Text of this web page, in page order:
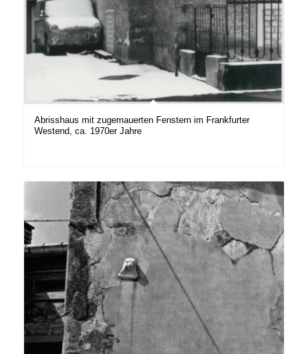
Abrisshaus mit zugemauerten Fenstern im Frankfurter
Westend, ca. 1970er Jahre